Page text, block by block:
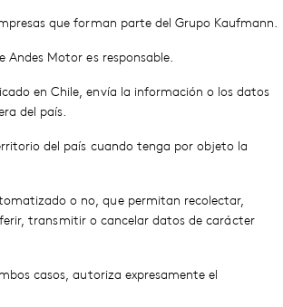
que forman parte del Grupo Kaufmann.
Motor es responsable.
en Chile, envía la información o los datos
del país.
del país cuando tenga por objeto la
o no, que permitan recolectar,
transmitir o cancelar datos de carácter
casos, autoriza expresamente el